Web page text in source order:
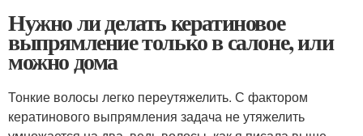
Нужно ли делать кератиновое
выпрямление только в салоне, или
можно дома
Тонкие волосы легко переутяжелить. С фактором
кератинового выпрямления задача не утяжелить